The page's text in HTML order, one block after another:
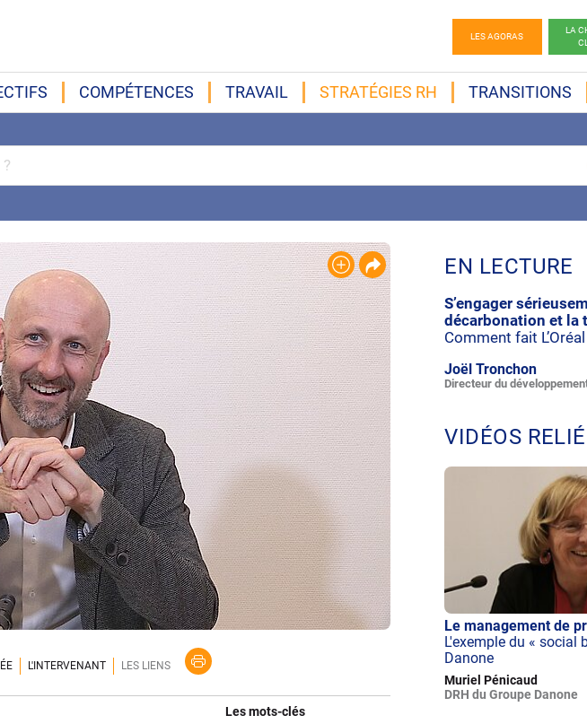
LES AGORAS
LA
COMPÉTENCES TRAVAIL STRATÉGIES RH TRANSITIONS
L'INTERVENANT LES LIENS
Les mots-clés
EN LECTURE
S’engager
décarbonation et
Comment fait
Joël Tronchon
Directeur du
VIDÉOS
Le management de
L'exemple du « social
Danone
Muriel Pénicaud
DRH du Groupe Danone